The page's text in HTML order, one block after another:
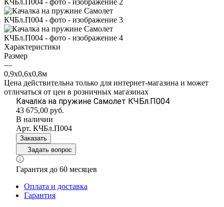
Характеристики
Размер
—
0,9х0,6х0,8м
Цена действительна только для интернет-магазина и может
отличаться от цен в розничных магазинах
Качалка на пружине Самолет КЧБл.П004
43 675,00 руб.
В наличии
Арт. КЧБл.П004
Заказать
Задать вопрос
Гарантия до 60 месяцев
Оплата и доставка
Гарантия